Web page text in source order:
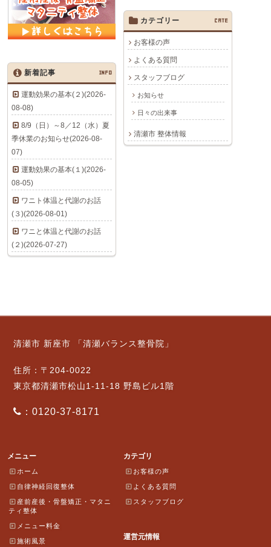
カテゴリー CATE
お客様の声
よくある質問
スタッフブログ
お知らせ
日々の出来事
清瀬市 整体情報
新着記事 INFO
運動効果の基本(２)(2026-
08-08)
8/9（日）～8／12（水）夏
季休業のお知らせ(2026-08-
07)
運動効果の基本(１)(2026-
08-05)
ワニト体温と代謝のお話
(３)(2026-08-01)
ワニと体温と代謝のお話
(２)(2026-07-27)
清瀬市 新座市 「清瀬バランス整骨院」
住所：〒204-0022
東京都清瀬市松山1-11-18 野島ビル1階
：0120-37-8171
メニュー
ホーム
自律神経回復整体
産前産後・骨盤矯正・マタニ
ティ整体
メニュー料金
施術風景
カテゴリ
お客様の声
よくある質問
スタッフブログ
運営元情報